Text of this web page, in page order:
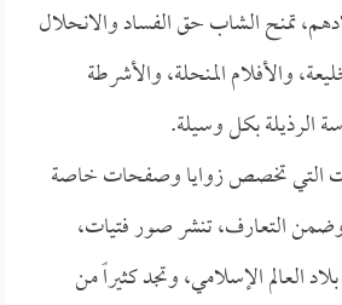
تمنح الشاب حق الفساد والانحلال
والأفلام المنحلة، والأشرطة
الرذيلة بكل وسيلة.
التي تخصص زوايا وصفحات خاصة
وضمن التعارف، تنشر صور فتيات،
العالم الإسلامي، وتجد كثيراً من